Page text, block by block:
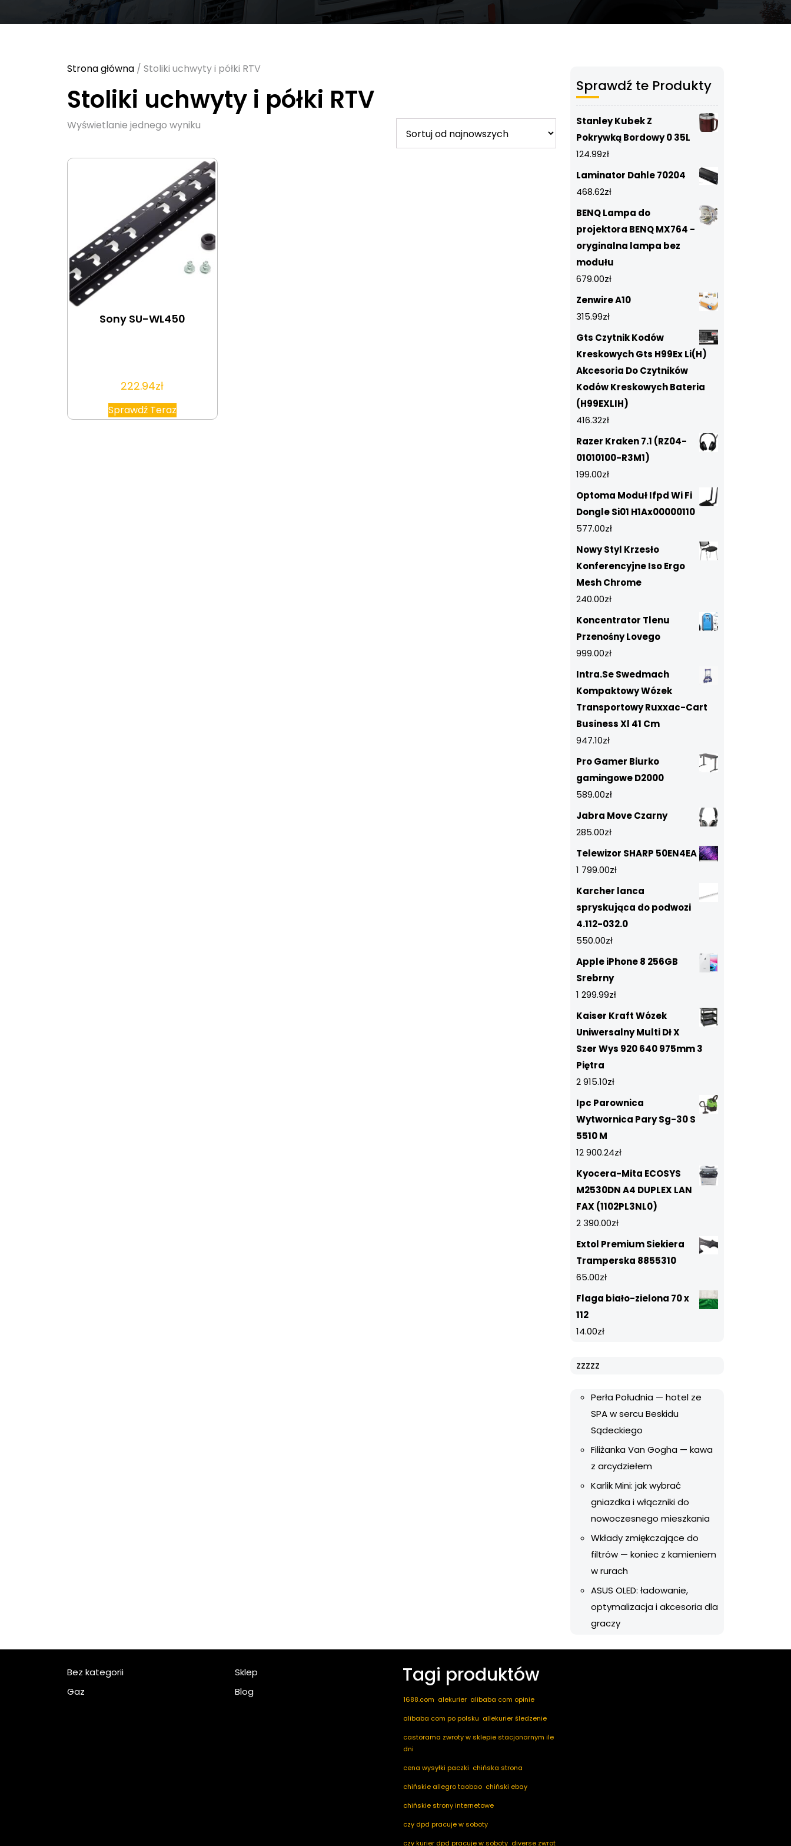
Strona główna / Stoliki uchwyty i półki RTV
Stoliki uchwyty i półki RTV
Wyświetlanie jednego wyniku
Sony SU-WL450
222.94zł
Sprawdź Teraz
Sprawdź te Produkty
Stanley Kubek Z
Pokrywką Bordowy 0 35L
124.99zł
Laminator Dahle 70204
468.62zł
BENQ Lampa do
projektora BENQ MX764 -
oryginalna lampa bez
modułu
679.00zł
Zenwire A10
315.99zł
Gts Czytnik Kodów
Kreskowych Gts H99Ex Li(H)
Akcesoria Do Czytników
Kodów Kreskowych Bateria
(H99EXLIH)
416.32zł
Razer Kraken 7.1 (RZ04-
01010100-R3M1)
199.00zł
Optoma Moduł Ifpd Wi Fi
Dongle Si01 H1Ax00000110
577.00zł
Nowy Styl Krzesło
Konferencyjne Iso Ergo
Mesh Chrome
240.00zł
Koncentrator Tlenu
Przenośny Lovego
999.00zł
Intra.Se Swedmach
Kompaktowy Wózek
Transportowy Ruxxac-Cart
Business Xl 41 Cm
947.10zł
Pro Gamer Biurko
gamingowe D2000
589.00zł
Jabra Move Czarny
285.00zł
Telewizor SHARP 50EN4EA
1 799.00zł
Karcher lanca
spryskująca do podwozi
4.112-032.0
550.00zł
Apple iPhone 8 256GB
Srebrny
1 299.99zł
Kaiser Kraft Wózek
Uniwersalny Multi Dł X
Szer Wys 920 640 975mm 3
Piętra
2 915.10zł
Ipc Parownica
Wytwornica Pary Sg-30 S
5510 M
12 900.24zł
Kyocera-Mita ECOSYS
M2530DN A4 DUPLEX LAN
FAX (1102PL3NL0)
2 390.00zł
Extol Premium Siekiera
Tramperska 8855310
65.00zł
Flaga biało-zielona 70 x
112
14.00zł
zzzzz
Perła Południa — hotel ze
SPA w sercu Beskidu
Sądeckiego
Filiżanka Van Gogha — kawa
z arcydziełem
Karlik Mini: jak wybrać
gniazdka i włączniki do
nowoczesnego mieszkania
Wkłady zmiękczające do
filtrów — koniec z kamieniem
w rurach
ASUS OLED: ładowanie,
optymalizacja i akcesoria dla
graczy
Bez kategorii
Gaz
Sklep
Blog
Tagi produktów
1688.com alekurier alibaba com opinie
alibaba com po polsku allekurier śledzenie
castorama zwroty w sklepie stacjonarnym ile
dni
cena wysyłki paczki chińska strona
chińskie allegro taobao chiński ebay
chińskie strony internetowe
czy dpd pracuje w soboty
czy kurier dpd pracuje w soboty diverse zwrot